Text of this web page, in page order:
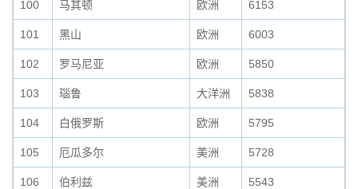
100 马其顿 欧洲 6153
101 黑山 欧洲 6003
102 罗马尼亚 欧洲 5850
103 瑙鲁 大洋洲 5838
104 白俄罗斯 欧洲 5795
105 厄瓜多尔 美洲 5728
106 伯利兹 美洲 5543